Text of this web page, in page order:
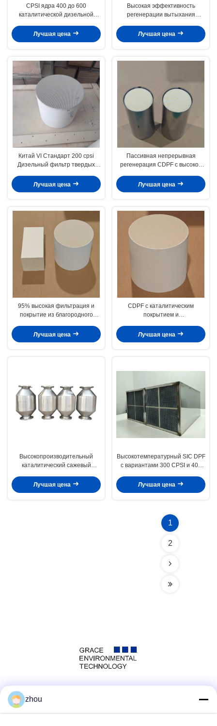
CPSI ядра 400 до 600
каталитической дизельной
катализатора 24 CDpf фильтра
керамическое
Лучшая цена
Высокая эффективность
регенерации вытыхания
автомобиля 200 клеток
дизельная
Лучшая цена
Китай VI Стандарт 200 cpsi
Дизельный фильтр твердых
фильтрацией для легких
коммерческих фургонов
Лучшая цена
Пассивная непрерывная
регенерация CDPF с высокой
из благородных металлов для
дизельного фильтра твердых
Лучшая цена
95% высокая фильтрация и
покрытие из благородного
черного дыма
Лучшая цена
CDPF с каталитическим
покрытием и
регенерацией для снижения
выбросов грузовых
Лучшая цена
Высокопроизводительный
каталитический сажевый
регенерацией и 300CPSI для
Лучшая цена
Высокотемпературный SIC DPF
с вариантами 300 CPSI и 400
регенерации
Лучшая цена
1
2
zhou